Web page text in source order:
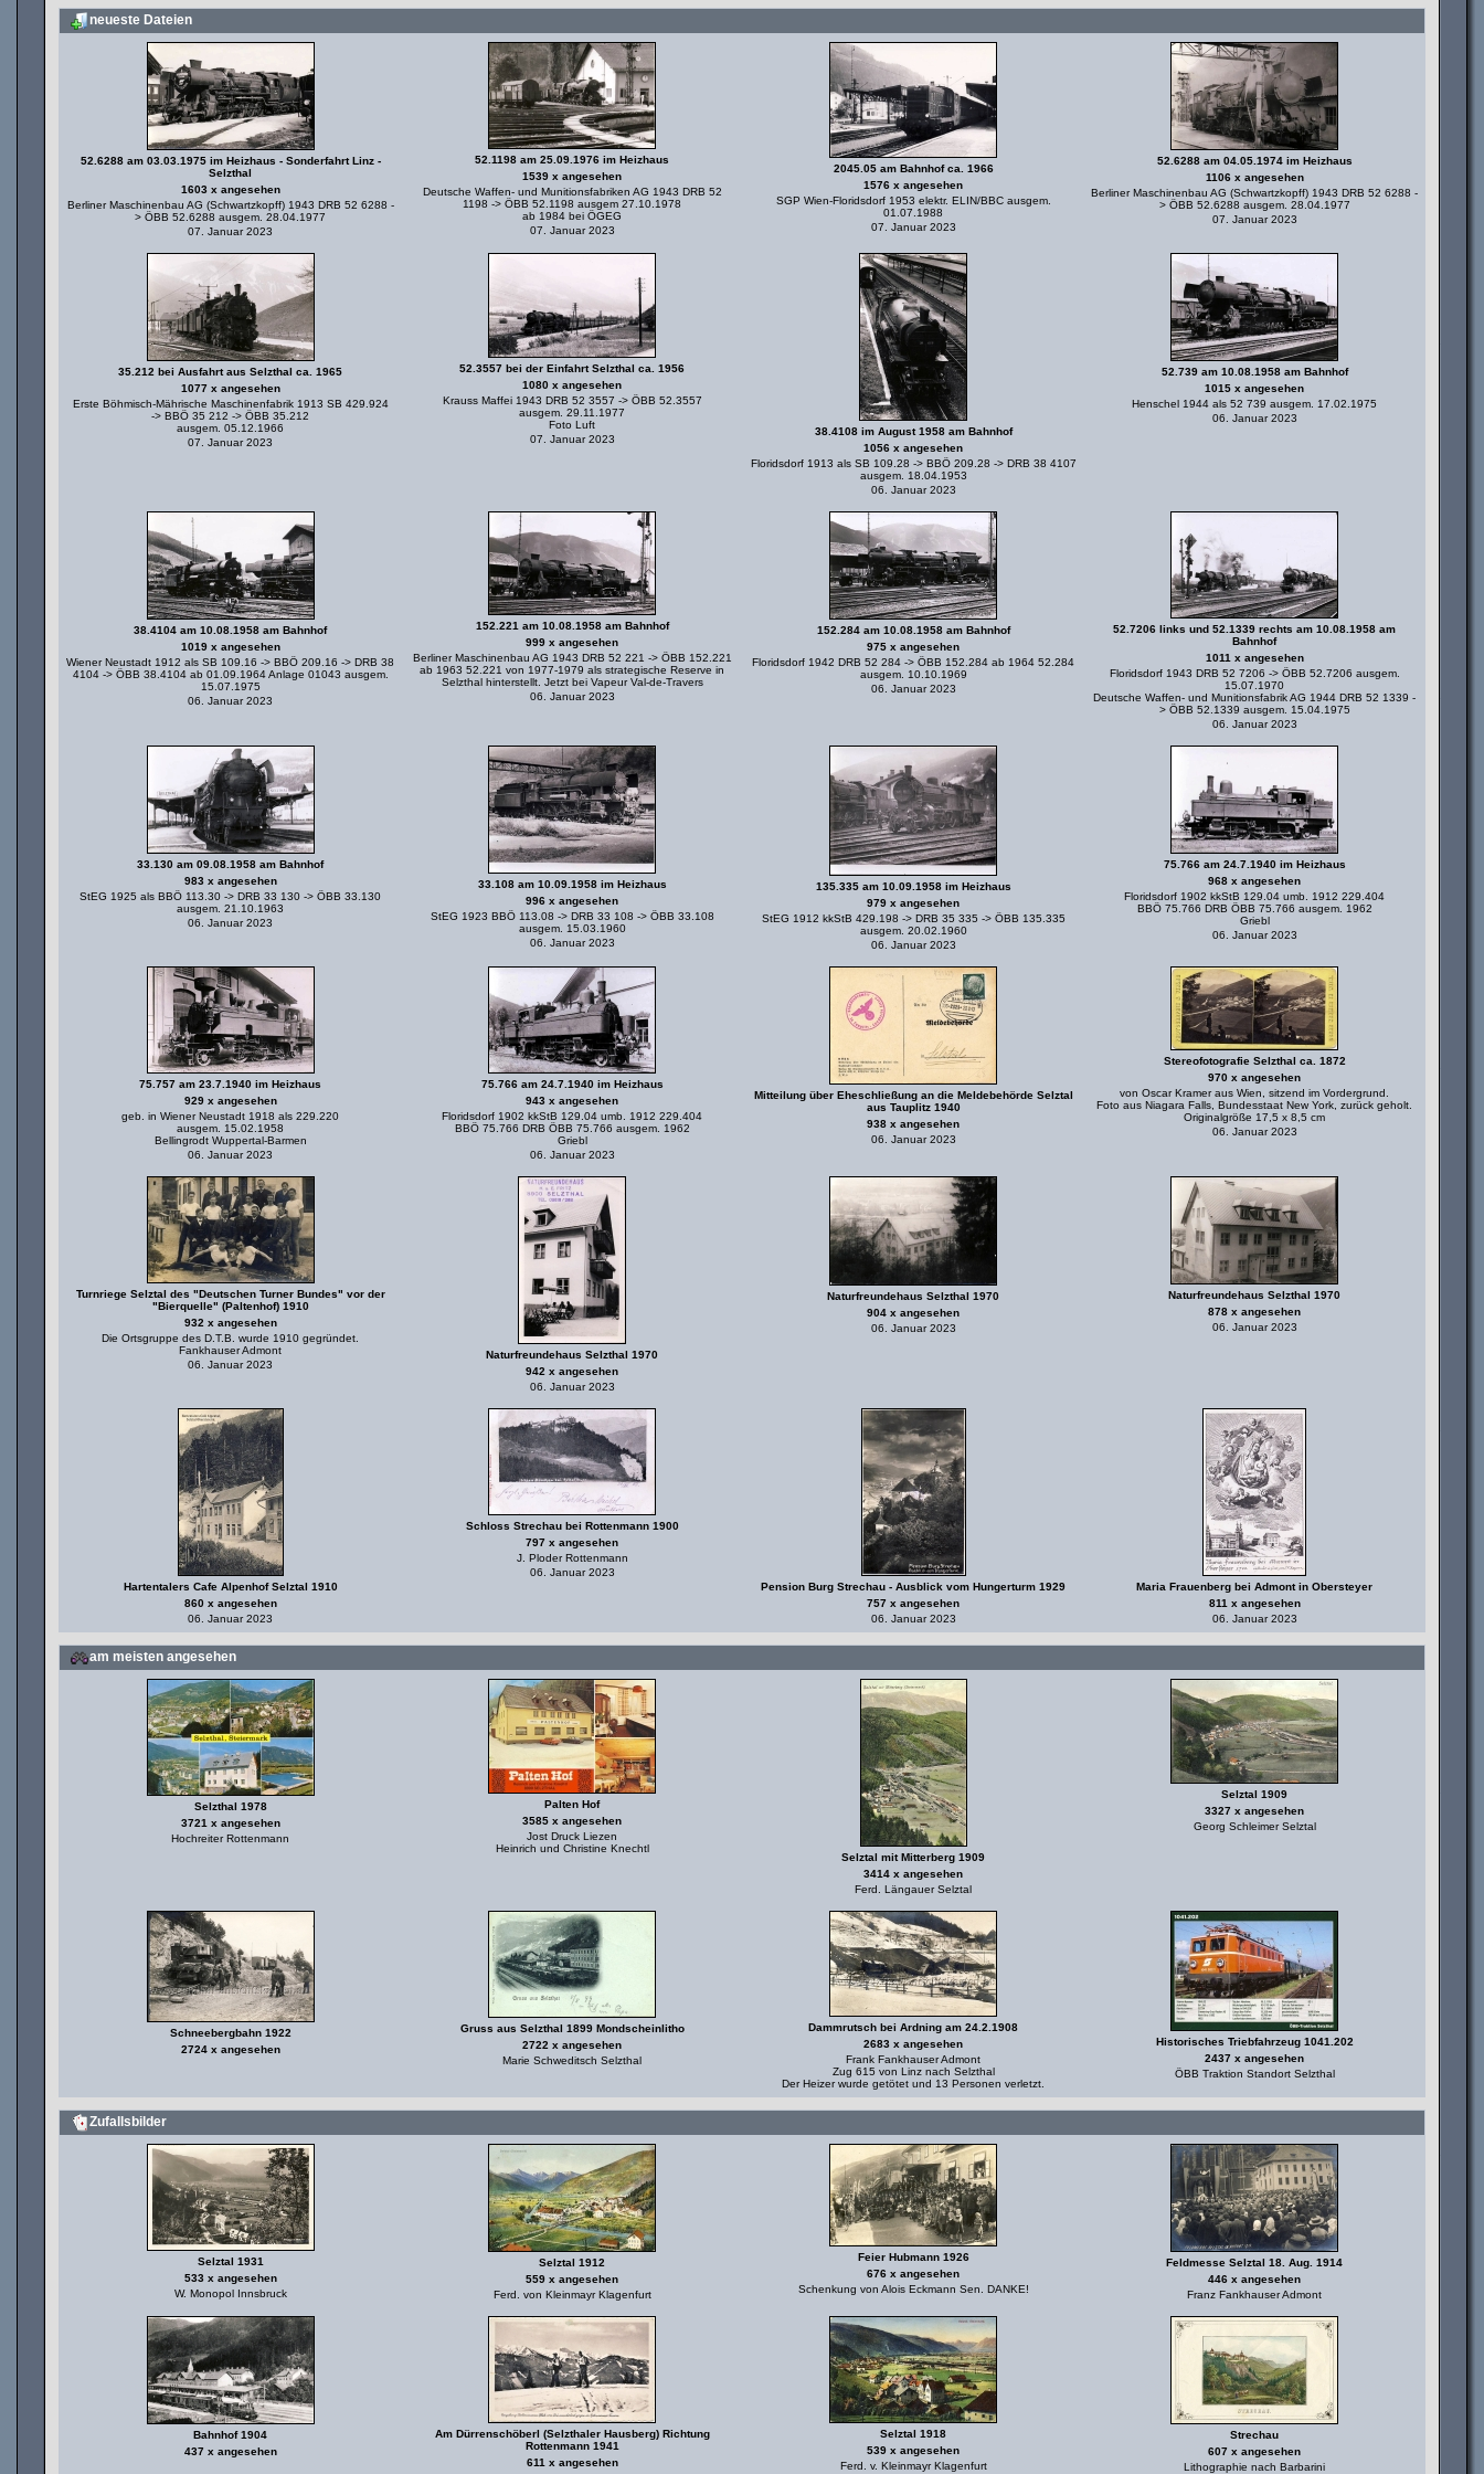
neueste Dateien
52.6288 am 03.03.1975 im Heizhaus - Sonderfahrt Linz -
Selzthal
1603 x angesehen
Berliner Maschinenbau AG (Schwartzkopff) 1943 DRB 52 6288 -
> ÖBB 52.6288 ausgem. 28.04.1977
07. Januar 2023
52.1198 am 25.09.1976 im Heizhaus
1539 x angesehen
Deutsche Waffen- und Munitionsfabriken AG 1943 DRB 52
1198 -> ÖBB 52.1198 ausgem 27.10.1978
ab 1984 bei ÖGEG
07. Januar 2023
2045.05 am Bahnhof ca. 1966
1576 x angesehen
SGP Wien-Floridsdorf 1953 elektr. ELIN/BBC ausgem.
01.07.1988
07. Januar 2023
52.6288 am 04.05.1974 im Heizhaus
1106 x angesehen
Berliner Maschinenbau AG (Schwartzkopff) 1943 DRB 52 6288 -
> ÖBB 52.6288 ausgem. 28.04.1977
07. Januar 2023
35.212 bei Ausfahrt aus Selzthal ca. 1965
1077 x angesehen
Erste Böhmisch-Mährische Maschinenfabrik 1913 SB 429.924
-> BBÖ 35 212 -> ÖBB 35.212
ausgem. 05.12.1966
07. Januar 2023
52.3557 bei der Einfahrt Selzthal ca. 1956
1080 x angesehen
Krauss Maffei 1943 DRB 52 3557 -> ÖBB 52.3557
ausgem. 29.11.1977
Foto Luft
07. Januar 2023
38.4108 im August 1958 am Bahnhof
1056 x angesehen
Floridsdorf 1913 als SB 109.28 -> BBÖ 209.28 -> DRB 38 4107
ausgem. 18.04.1953
06. Januar 2023
52.739 am 10.08.1958 am Bahnhof
1015 x angesehen
Henschel 1944 als 52 739 ausgem. 17.02.1975
06. Januar 2023
38.4104 am 10.08.1958 am Bahnhof
1019 x angesehen
Wiener Neustadt 1912 als SB 109.16 -> BBÖ 209.16 -> DRB 38
4104 -> ÖBB 38.4104 ab 01.09.1964 Anlage 01043 ausgem.
15.07.1975
06. Januar 2023
152.221 am 10.08.1958 am Bahnhof
999 x angesehen
Berliner Maschinenbau AG 1943 DRB 52 221 -> ÖBB 152.221
ab 1963 52.221 von 1977-1979 als strategische Reserve in
Selzthal hinterstellt. Jetzt bei Vapeur Val-de-Travers
06. Januar 2023
152.284 am 10.08.1958 am Bahnhof
975 x angesehen
Floridsdorf 1942 DRB 52 284 -> ÖBB 152.284 ab 1964 52.284
ausgem. 10.10.1969
06. Januar 2023
52.7206 links und 52.1339 rechts am 10.08.1958 am
Bahnhof
1011 x angesehen
Floridsdorf 1943 DRB 52 7206 -> ÖBB 52.7206 ausgem.
15.07.1970
Deutsche Waffen- und Munitionsfabrik AG 1944 DRB 52 1339 -
> ÖBB 52.1339 ausgem. 15.04.1975
06. Januar 2023
33.130 am 09.08.1958 am Bahnhof
983 x angesehen
StEG 1925 als BBÖ 113.30 -> DRB 33 130 -> ÖBB 33.130
ausgem. 21.10.1963
06. Januar 2023
33.108 am 10.09.1958 im Heizhaus
996 x angesehen
StEG 1923 BBÖ 113.08 -> DRB 33 108 -> ÖBB 33.108
ausgem. 15.03.1960
06. Januar 2023
135.335 am 10.09.1958 im Heizhaus
979 x angesehen
StEG 1912 kkStB 429.198 -> DRB 35 335 -> ÖBB 135.335
ausgem. 20.02.1960
06. Januar 2023
75.766 am 24.7.1940 im Heizhaus
968 x angesehen
Floridsdorf 1902 kkStB 129.04 umb. 1912 229.404
BBÖ 75.766 DRB ÖBB 75.766 ausgem. 1962
Griebl
06. Januar 2023
75.757 am 23.7.1940 im Heizhaus
929 x angesehen
geb. in Wiener Neustadt 1918 als 229.220
ausgem. 15.02.1958
Bellingrodt Wuppertal-Barmen
06. Januar 2023
75.766 am 24.7.1940 im Heizhaus
943 x angesehen
Floridsdorf 1902 kkStB 129.04 umb. 1912 229.404
BBÖ 75.766 DRB ÖBB 75.766 ausgem. 1962
Griebl
06. Januar 2023
Mitteilung über Eheschließung an die Meldebehörde Selztal
aus Tauplitz 1940
938 x angesehen
06. Januar 2023
Stereofotografie Selzthal ca. 1872
970 x angesehen
von Oscar Kramer aus Wien, sitzend im Vordergrund.
Foto aus Niagara Falls, Bundesstaat New York, zurück geholt.
Originalgröße 17,5 x 8,5 cm
06. Januar 2023
Turnriege Selztal des "Deutschen Turner Bundes" vor der
"Bierquelle" (Paltenhof) 1910
932 x angesehen
Die Ortsgruppe des D.T.B. wurde 1910 gegründet.
Fankhauser Admont
06. Januar 2023
Naturfreundehaus Selzthal 1970
942 x angesehen
06. Januar 2023
Naturfreundehaus Selzthal 1970
904 x angesehen
06. Januar 2023
Naturfreundehaus Selzthal 1970
878 x angesehen
06. Januar 2023
Hartentalers Cafe Alpenhof Selztal 1910
860 x angesehen
06. Januar 2023
Schloss Strechau bei Rottenmann 1900
797 x angesehen
J. Ploder Rottenmann
06. Januar 2023
Pension Burg Strechau - Ausblick vom Hungerturm 1929
757 x angesehen
06. Januar 2023
Maria Frauenberg bei Admont in Obersteyer
811 x angesehen
06. Januar 2023
am meisten angesehen
Selzthal 1978
3721 x angesehen
Hochreiter Rottenmann
Palten Hof
3585 x angesehen
Jost Druck Liezen
Heinrich und Christine Knechtl
Selztal mit Mitterberg 1909
3414 x angesehen
Ferd. Längauer Selztal
Selztal 1909
3327 x angesehen
Georg Schleimer Selztal
Schneebergbahn 1922
2724 x angesehen
Gruss aus Selzthal 1899 Mondscheinlitho
2722 x angesehen
Marie Schweditsch Selzthal
Dammrutsch bei Ardning am 24.2.1908
2683 x angesehen
Frank Fankhauser Admont
Zug 615 von Linz nach Selzthal
Der Heizer wurde getötet und 13 Personen verletzt.
Historisches Triebfahrzeug 1041.202
2437 x angesehen
ÖBB Traktion Standort Selzthal
Zufallsbilder
Selztal 1931
533 x angesehen
W. Monopol Innsbruck
Selztal 1912
559 x angesehen
Ferd. von Kleinmayr Klagenfurt
Feier Hubmann 1926
676 x angesehen
Schenkung von Alois Eckmann Sen. DANKE!
Feldmesse Selztal 18. Aug. 1914
446 x angesehen
Franz Fankhauser Admont
Bahnhof 1904
437 x angesehen
Am Dürrenschöberl (Selzthaler Hausberg) Richtung
Rottenmann 1941
611 x angesehen
Selztal 1918
539 x angesehen
Ferd. v. Kleinmayr Klagenfurt
Strechau
607 x angesehen
Lithographie nach Barbarini